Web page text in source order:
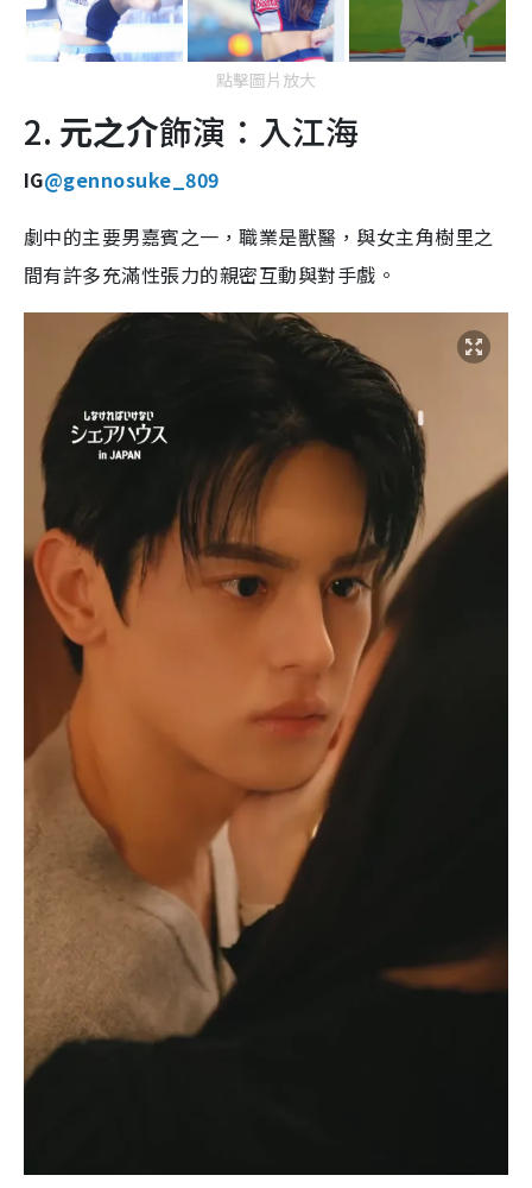
點擊圖片放大
2. 元之介飾演：入江海
IG@gennosuke_809
劇中的主要男嘉賓之一，職業是獸醫，與女主角樹里之
間有許多充滿性張力的親密互動與對手戲。